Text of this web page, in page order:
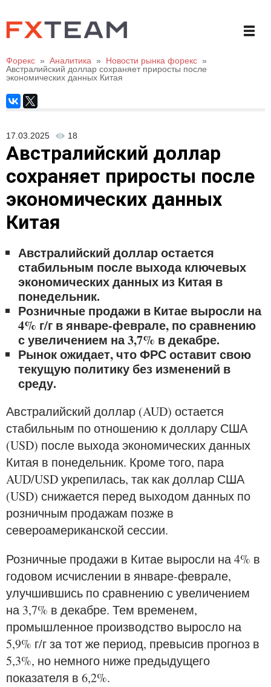
Форекс » Аналитика » Новости рынка форекс »
Австралийский доллар сохраняет приросты после
экономических данных Китая
17.03.2025 18
Австралийский доллар
сохраняет приросты после
экономических данных
Китая
Австралийский доллар остается
стабильным после выхода ключевых
экономических данных из Китая в
понедельник.
Розничные продажи в Китае выросли на
4% г/г в январе-феврале, по сравнению
с увеличением на 3,7% в декабре.
Рынок ожидает, что ФРС оставит свою
текущую политику без изменений в
среду.
Австралийский доллар (AUD) остается
стабильным по отношению к доллару США
(USD) после выхода экономических данных
Китая в понедельник. Кроме того, пара
AUD/USD укрепилась, так как доллар США
(USD) снижается перед выходом данных по
розничным продажам позже в
североамериканской сессии.
Розничные продажи в Китае выросли на 4% в
годовом исчислении в январе-феврале,
улучшившись по сравнению с увеличением
на 3,7% в декабре. Тем временем,
промышленное производство выросло на
5,9% г/г за тот же период, превысив прогноз в
5,3%, но немного ниже предыдущего
показателя в 6,2%.